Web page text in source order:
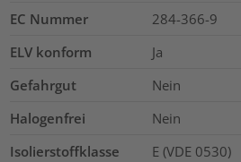
EC Nummer
284-366-9
ELV konform
Ja
Gefahrgut
Nein
Halogenfrei
Nein
Isolierstoffklasse
E (VDE 0530)